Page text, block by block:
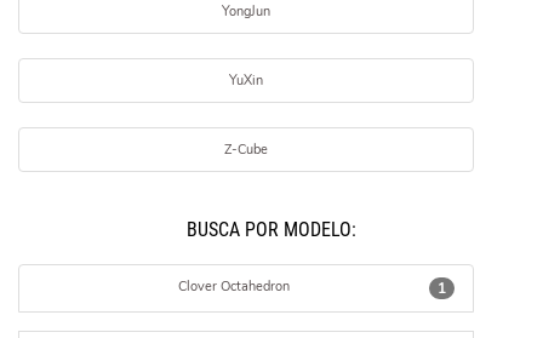
YongJun
YuXin
Z-Cube
BUSCÁ POR MODELO:
1
Clover Octahedron